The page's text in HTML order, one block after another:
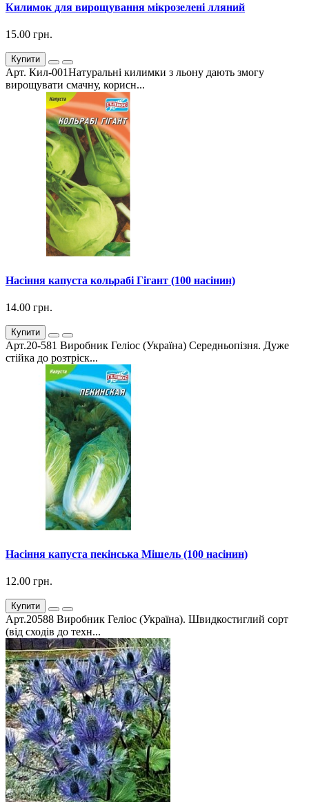
Килимок для вирощування мікрозелені лляний
15.00 грн.
Купити
Арт. Кил-001Натуральні килимки з льону дають змогу
вирощувати смачну, корисн...
Насіння капуста кольрабі Гігант (100 насінин)
14.00 грн.
Купити
Арт.20-581 Виробник Геліос (Україна) Середньопізня. Дуже
стійка до розтріск...
Насіння капуста пекінська Мішель (100 насінин)
12.00 грн.
Купити
Арт.20588 Виробник Геліос (Україна). Швидкостиглий сорт
(від сходів до техн...